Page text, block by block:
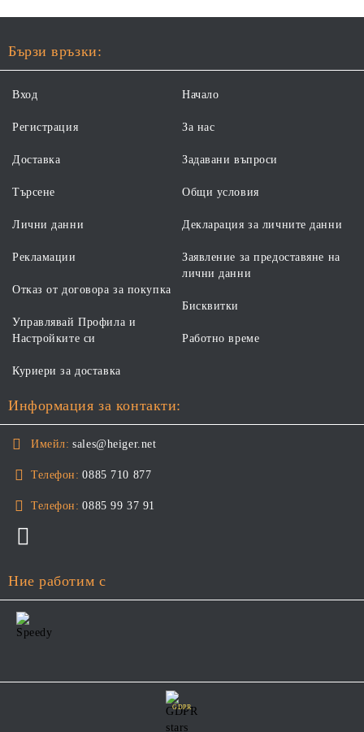
Бързи връзки:
Вход
Регистрация
Доставка
Търсене
Начало
За нас
Задавани въпроси
Общи условия
Лични данни
Рекламации
Отказ от договора за покупка
Управлявай Профила и
Настройките си
Декларация за личните данни
Заявление за предоставяне на
лични данни
Бисквитки
Работно време
Куриери за доставка
Информация за контакти:
Имейл: sales@heiger.net
Телефон: 0885 710 877
Телефон: 0885 99 37 91
Ние работим с
GDPR